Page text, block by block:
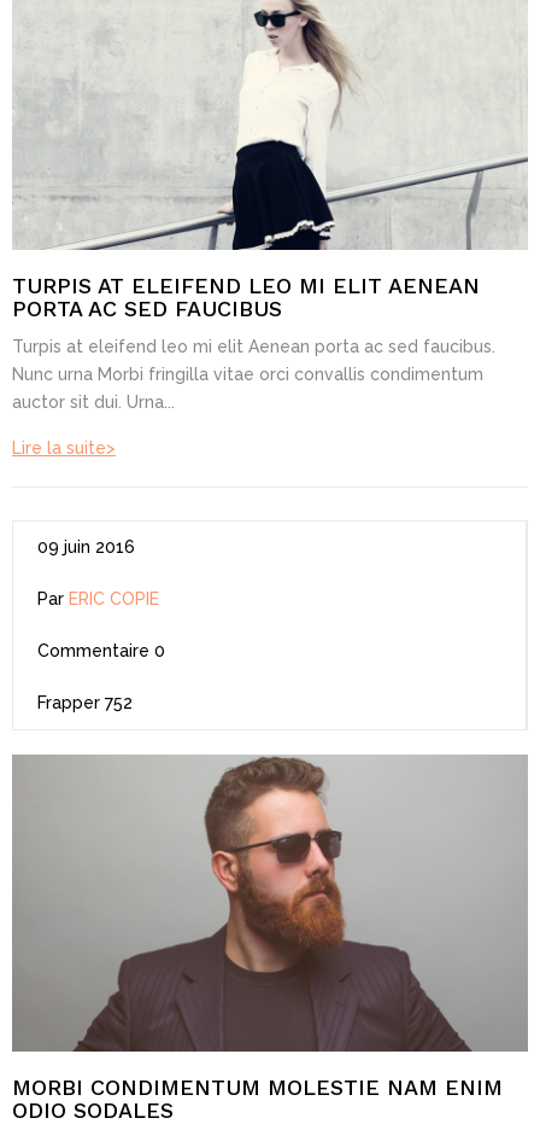
TURPIS AT ELEIFEND LEO MI ELIT AENEAN
PORTA AC SED FAUCIBUS
Turpis at eleifend leo mi elit Aenean porta ac sed faucibus.
Nunc urna Morbi fringilla vitae orci convallis condimentum
auctor sit dui. Urna...
Lire la suite>
09 juin 2016
Par ERIC COPIE
Commentaire 0
Frapper 752
MORBI CONDIMENTUM MOLESTIE NAM ENIM
ODIO SODALES